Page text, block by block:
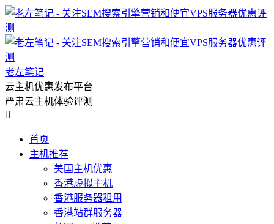
老左笔记
云主机优惠发布平台
严肃云主机体验评测

首页
主机推荐
美国主机优惠
香港虚拟主机
香港服务器租用
香港站群服务器